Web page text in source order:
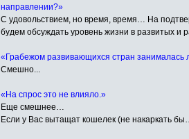
направлении?»
С удовольствием, но время, время… На
будем обсуждать уровень жизни в развитых и
«Грабежом развивающихся стран
Смешно...
«На спрос это не влияло.»
Еще смешнее…
Если у Вас вытащат кошелек (не накаркать